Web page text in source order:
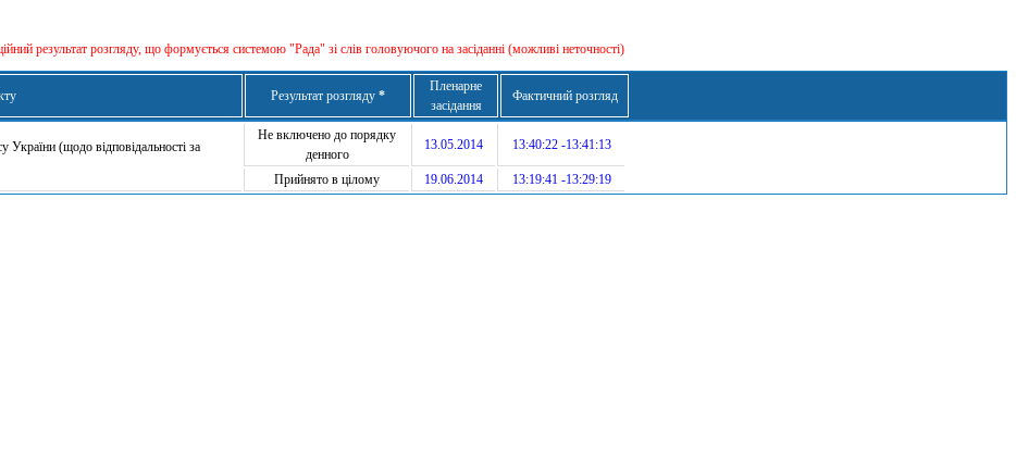
результат розгляду, що формується сиcтемою "Рада" зі слів головуючого на засіданні (можливі неточності)
Результат розгляду *
Пленарне
засідання
Фактичний розгляд
України (щодо відповідальності за
Не включено до порядку
денного
13.05.2014 13:40:22 -13:41:13
Прийнято в цілому 19.06.2014 13:19:41 -13:29:19